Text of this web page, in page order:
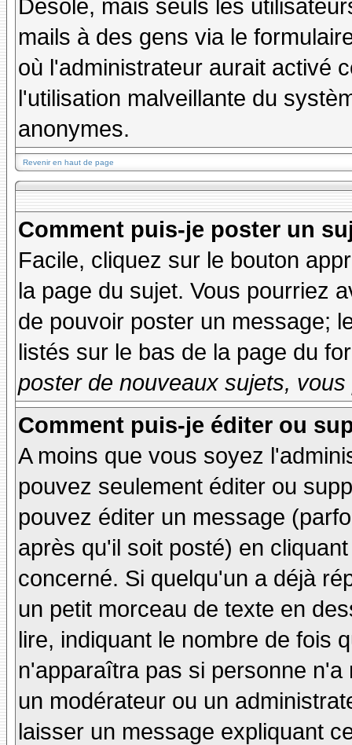
Désolé, mais seuls les
mails à des gens via le
où l'administrateur aurait activé
l'utilisation malveillante du
anonymes.
Revenir en haut de page
Comment puis-je poster un
Facile, cliquez sur le bouton
la page du sujet. Vous pourriez
de pouvoir poster un message;
listés sur le bas de la page du
poster de nouveaux sujets,
Comment puis-je éditer ou
A moins que vous soyez
pouvez seulement éditer ou
pouvez éditer un message
après qu'il soit posté) en
concerné. Si quelqu'un a déjà
un petit morceau de texte en
lire, indiquant le nombre de fois
n'apparaîtra pas si personne
un modérateur ou un
laisser un message expliquant